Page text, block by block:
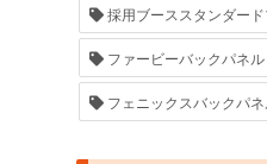
採用ブーススタンダー
ファービーバックパネル
フェニックスバックパ